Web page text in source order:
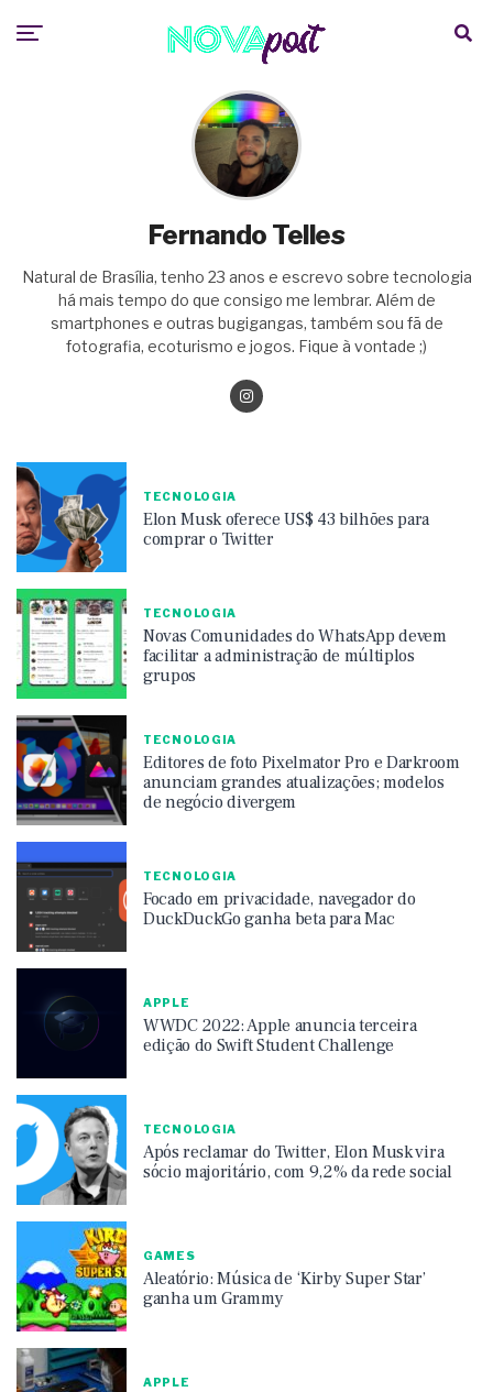
Fernando Telles
Natural de Brasília, tenho 23 anos e escrevo sobre tecnologia
há mais tempo do que consigo me lembrar. Além de
smartphones e outras bugigangas, também sou fã de
fotografia, ecoturismo e jogos. Fique à vontade ;)
TECNOLOGIA
Elon Musk oferece US$ 43 bilhões para
comprar o Twitter
TECNOLOGIA
Novas Comunidades do WhatsApp devem
facilitar a administração de múltiplos
grupos
TECNOLOGIA
Editores de foto Pixelmator Pro e Darkroom
anunciam grandes atualizações; modelos
de negócio divergem
TECNOLOGIA
Focado em privacidade, navegador do
DuckDuckGo ganha beta para Mac
APPLE
WWDC 2022: Apple anuncia terceira
edição do Swift Student Challenge
TECNOLOGIA
Após reclamar do Twitter, Elon Musk vira
sócio majoritário, com 9,2% da rede social
GAMES
Aleatório: Música de ‘Kirby Super Star’
ganha um Grammy
APPLE